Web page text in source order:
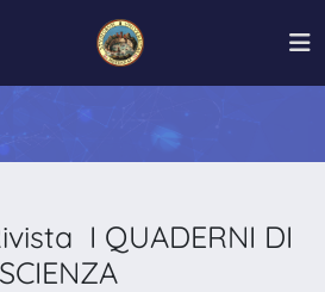
I QUADERNI DI
SCIENZA